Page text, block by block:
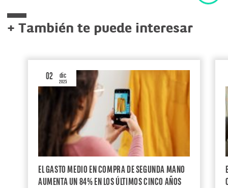
+ También te puede interesar
02 dic
2025
EL GASTO MEDIO EN COMPRA DE SEGUNDA MANO
AUMENTA UN 84% EN LOS ÚLTIMOS CINCO AÑOS